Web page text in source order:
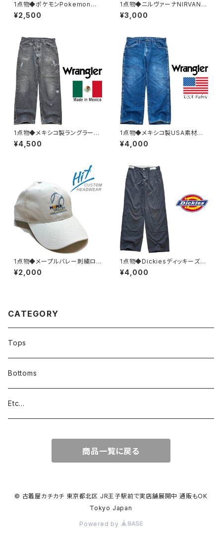
1点物◆ポケモンPokemonピ
カチュウプリントTシャツ古着メ
ンズXSレディースOKアメカジ9
¥2,500
1点物◆ニルヴァーナNIRVANA
バンドTプリントTシャツ古着メ
ンズXLレディースOKアメカジ9
¥3,000
1点物◆メキシコ製ラングラー雰
囲気系ペンキ黒ブラックジーン
ズ古着メンズMLレディースOK
¥4,500
1点物◆メキシコ製USA素材ラ
ングラーWranglerジーンズ/デ
ニムパンツ古着メンズXLレディ
¥4,000
1点物◆メープルバレー刺繍ロゴ
帽子ベースボールキャップ古着
メンズレディースOKアメカジ90
¥2,000
1点物◆Dickiesディッキーズ黒
ダブルニー56BKワークパンツ
古着メンズ32レディースOKアメ
¥4,000
CATEGORY
Tops
Bottoms
Etc...
商品一覧に戻る
© 古着屋カチカチ 東京都北区 JR王子駅前で実店舗展開中 通販もOK
Tokyo Japan
Powered by